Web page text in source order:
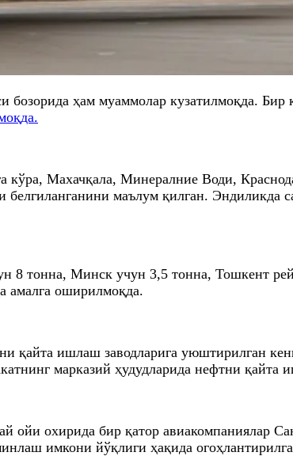
бозорида ҳам муаммолар кузатилмоқда.
кўра, Махачқала, Минералние Води,
маълум қилган. Эндиликда
8 тонна, Минск учун 3,5 тонна, Тошкент
амалга оширилмоқда.
қайта ишлаш заводларига уюштирилган
марказий ҳудудларида нефтни
охирида бир қатор авиакомпаниялар
имкони йўқлиги ҳақида